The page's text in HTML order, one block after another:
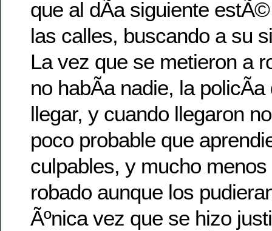
que al dÃ­a siguiente
las calles, buscando a su
La vez que se metieron a
no habÃ­a nadie, la policÃ­a
llegar, y cuando llegaron
poco probable que
culpables, y mucho
robado aunque los
Ãºnica vez que se hizo